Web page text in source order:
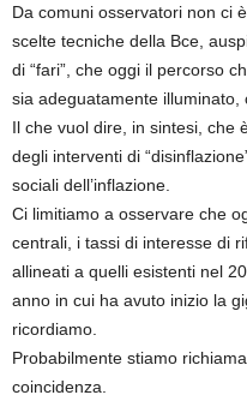
Da comuni osservatori non ci
scelte tecniche della Bce,
di “fari”, che oggi il percorso
sia adeguatamente
Il che vuol dire, in sintesi, che
degli interventi di
sociali dell’inflazione.
Ci limitiamo a osservare che
centrali, i tassi di interesse di
allineati a quelli esistenti nel
anno in cui ha avuto inizio la
ricordiamo.
Probabilmente stiamo
coincidenza.